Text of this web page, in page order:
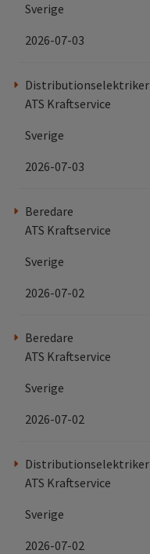
Sverige
2026-07-03
Distributionselektriker
ATS Kraftservice
Sverige
2026-07-03
Beredare
ATS Kraftservice
Sverige
2026-07-02
Beredare
ATS Kraftservice
Sverige
2026-07-02
Distributionselektriker
ATS Kraftservice
Sverige
2026-07-02